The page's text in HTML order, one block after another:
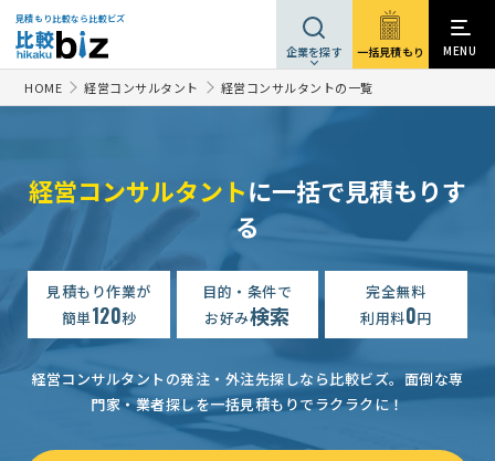
見積もり比較なら比較ビズ
企業を探す 一括見積もり MENU
HOME 経営コンサルタント 経営コンサルタントの一覧
経営コンサルタントに一括で見積もりす
る
見積もり作業が
簡単120秒
目的・条件で
お好み検索
完全無料
利用料0円
経営コンサルタントの発注・外注先探しなら比較ビズ。 面倒な専
門家・業者探しを一括見積もりでラクラクに！
【介護事業】人事・組織制度構築の相談・提案依頼
【美容エステの助成金】補助金コンサルタントの相談
エステサロンの新規事業に伴う補助金申請サポートのご相談
【ISO9001・ISO14001】ISO認証コンサルティングの相談
【焼き鳥店】設備投資向け補助金申請支援のご相談
【ISO9001認証取得サポート依頼】の相談・提案依頼 相談して